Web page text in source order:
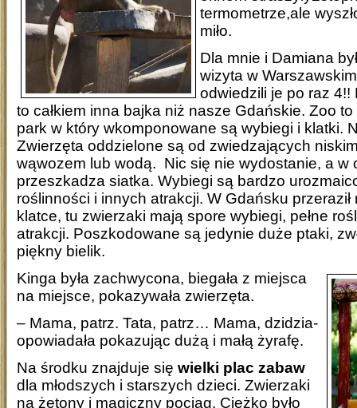
termometrze,ale
miło.
Dla mnie i Damiana
wizyta w
odwiedzili je po raz
to całkiem inna bajka niż nasze Gdańskie. Zoo
park w który wkomponowane są wybiegi i klatki.
Zwierzęta oddzielone są od zwiedzających
wąwozem lub wodą. Nic się nie wydostanie, a w
przeszkadza siatka. Wybiegi są bardzo
roślinności i innych atrakcji. W Gdańsku przeraził
klatce, tu zwierzaki mają spore wybiegi, pełne
atrakcji. Poszkodowane są jedynie duże ptaki,
piękny bielik.
Kinga była zachwycona, biegała z miejsca
na miejsce, pokazywała zwierzęta.
– Mama, patrz. Tata, patrz… Mama, dzidzia-
opowiadała pokazując dużą i małą żyrafę.
Na środku znajduje się wielki plac zabaw
dla młodszych i starszych dzieci. Zwierzaki
na żetony i magiczny pociąg. Ciężko było